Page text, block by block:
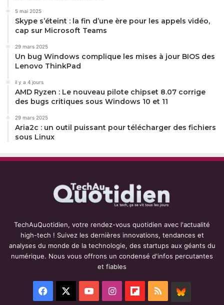
5 mai 2025
Skype s’éteint : la fin d’une ère pour les appels vidéo,
cap sur Microsoft Teams
29 mars 2025
Un bug Windows complique les mises à jour BIOS des
Lenovo ThinkPad
il y a 4 jours
AMD Ryzen : Le nouveau pilote chipset 8.07 corrige
des bugs critiques sous Windows 10 et 11
29 mars 2025
Aria2c : un outil puissant pour télécharger des fichiers
sous Linux
TechAuQuotidien, votre rendez-vous quotidien avec l'actualité
high-tech ! Suivez les dernières innovations, tendances et
analyses du monde de la technologie, des startups aux géants du
numérique. Nous vous offrons un condensé d'infos percutantes
et fiables
Facebook YouTubeInstagramFlipboard
RSS